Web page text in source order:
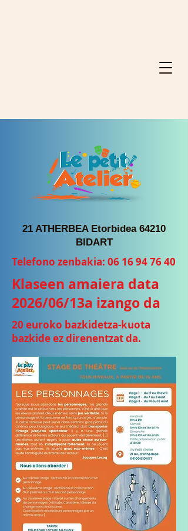
21 ATHERBEA Etorbidea 64210
BIDART
Telefono zenbakia: 06 16 94 76 40
Klaseen amaiera data
2026/06/13a izango da
20 euroko bazkidetza-kuota
bazkide ez direnentzat da.